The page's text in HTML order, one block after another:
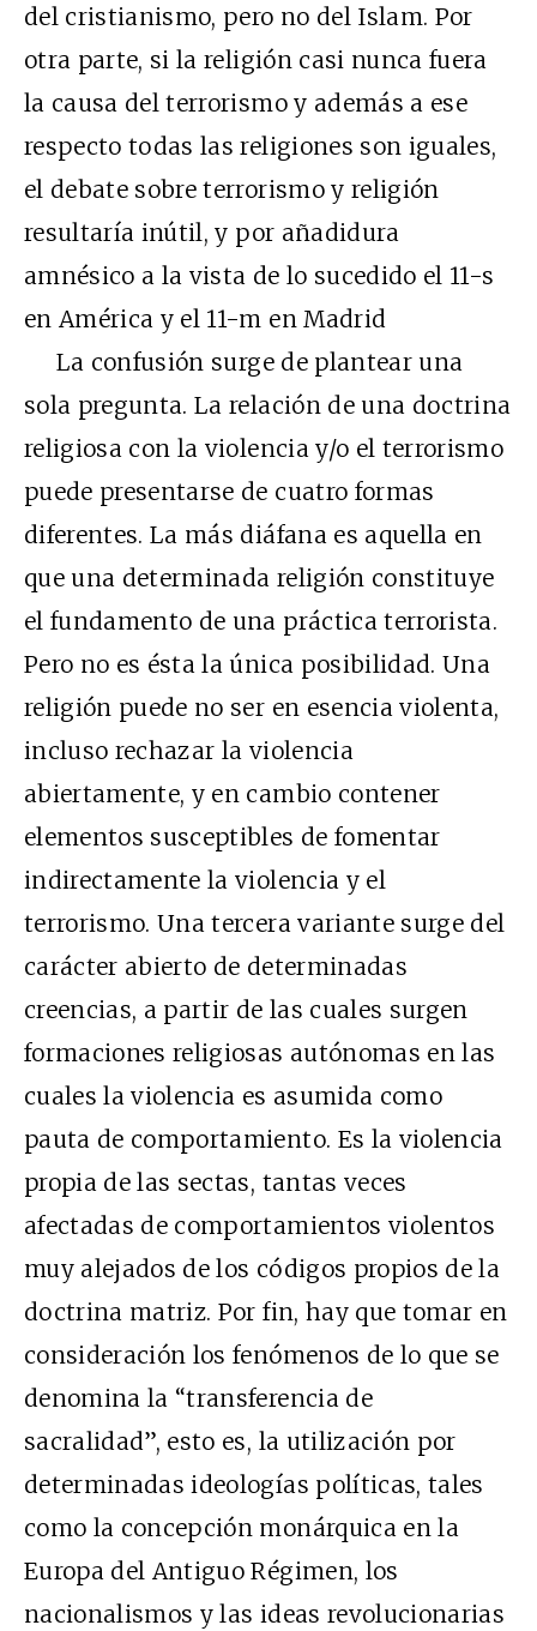
del cristianismo, pero no del Islam. Por
otra parte, si la religión casi nunca fuera
la causa del terrorismo y además a ese
respecto todas las religiones son iguales,
el debate sobre terrorismo y religión
resultaría inútil, y por añadidura
amnésico a la vista de lo sucedido el 11-s
en América y el 11-m en Madrid
La confusión surge de plantear una
sola pregunta. La relación de una doctrina
religiosa con la violencia y/o el terrorismo
puede presentarse de cuatro formas
diferentes. La más diáfana es aquella en
que una determinada religión constituye
el fundamento de una práctica terrorista.
Pero no es ésta la única posibilidad. Una
religión puede no ser en esencia violenta,
incluso rechazar la violencia
abiertamente, y en cambio contener
elementos susceptibles de fomentar
indirectamente la violencia y el
terrorismo. Una tercera variante surge del
carácter abierto de determinadas
creencias, a partir de las cuales surgen
formaciones religiosas autónomas en las
cuales la violencia es asumida como
pauta de comportamiento. Es la violencia
propia de las sectas, tantas veces
afectadas de comportamientos violentos
muy alejados de los códigos propios de la
doctrina matriz. Por fin, hay que tomar en
consideración los fenómenos de lo que se
denomina la “transferencia de
sacralidad”, esto es, la utilización por
determinadas ideologías políticas, tales
como la concepción monárquica en la
Europa del Antiguo Régimen, los
nacionalismos y las ideas revolucionarias